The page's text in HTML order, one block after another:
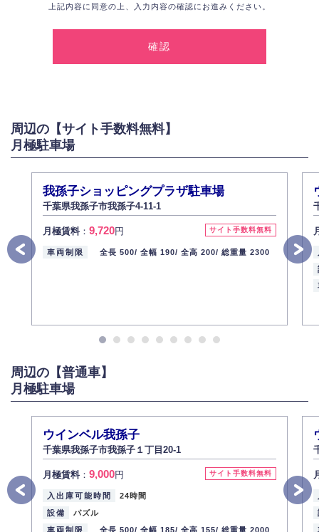
2.個人情報の利用
お問い合わせに対する回答、資料等の送付
採用に関する回答、情報の提供
弊社は取り扱う個人情報の外部への漏洩を防止し、その利用目的に応じて
適切かつ安全に管理します。
4.個人情報の第三者提供
法的義務など正当な理由に基づく要請があった場合を除き、お客様の個人
情報をご本人の同意なく第三者に提供いたしません。
5.個人情報の開示・訂正・削除
また、個人情報の内容に誤りがあり、ご本人から訂正・追加・削除の請求
がある場合は適切に対応いたします。
弊社社員全員が、個人情報の取り扱いについての重要性を理解し、より適
切に管理するよう社内教育を実施してまいります。
2013年12月1日
株式会社ミコト
上記内容に同意の上、入力内容の確認にお進みください。
周辺の【サイト手数料無料】
月極駐車場
我孫子ショッピングプラザ駐車場
千葉県我孫子市我孫子4-11-1
サイト手数料無料
月極賃料： 9,720円
車両制限 全長 500/ 全幅 190/ 全高 200/ 総重量 2300
周辺の【普通車】
月極駐車場
ウインベル我孫子
千葉県我孫子市我孫子１丁目20-1
サイト手数料無料
月極賃料： 9,000円
入出庫可能時間
24時間
設備
パズル
車両制限
全長 500/ 全幅 185/ 全高 155/ 総重量 2000